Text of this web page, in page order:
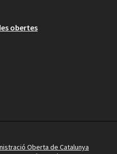
obertes
Oberta de Catalunya